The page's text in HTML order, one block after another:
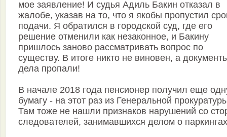
мое заявление! И судья Адиль Бакин отказал в
жалобе, указав на то, что я якобы пропустил
подачи. Я обратился в городской суд, где его
решение отменили как незаконное, и Бакину
пришлось заново рассматривать вопрос по
существу. В итоге никто не виновен, а
дела пропали!
В начале 2018 года пенсионер получил еще
бумагу - на этот раз из Генеральной
Там тоже не нашли признаков нарушений со
следователей, занимавшихся делом о